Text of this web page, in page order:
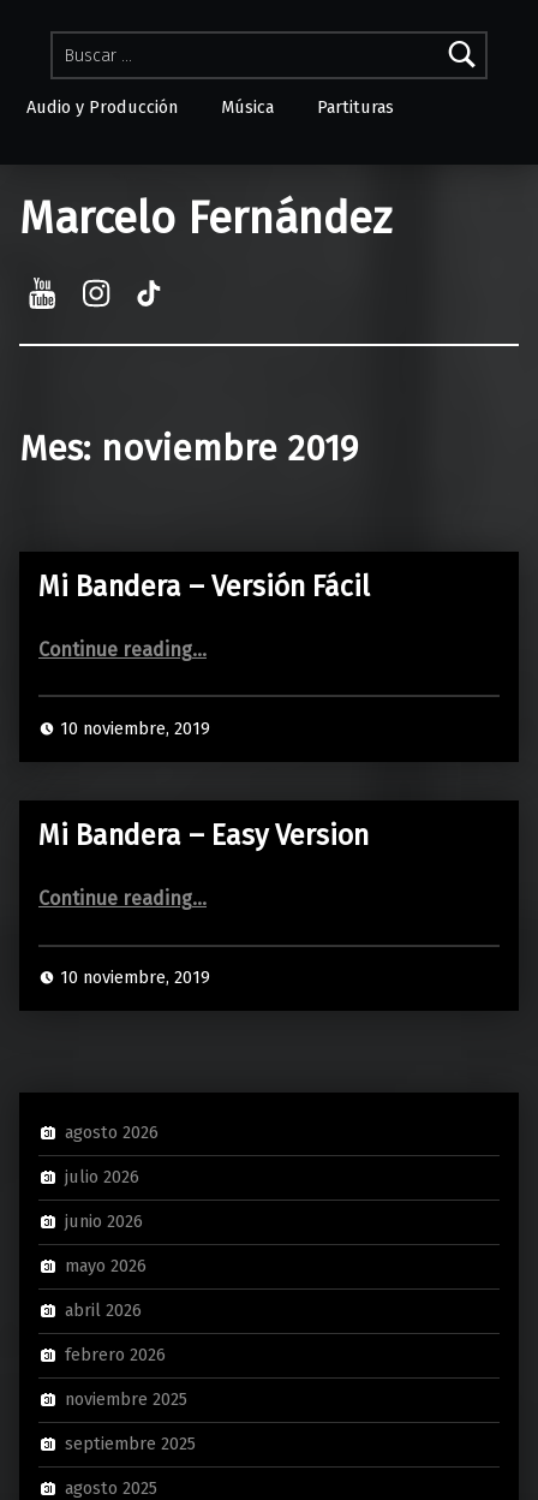
Buscar:
Audio y Producción Música Partituras
Marcelo Fernández
YouTube
Mes: noviembre 2019
Mi Bandera – Versión Fácil
Continue reading“Mi Bandera – Versión Fácil”
…
10 noviembre, 2019
Mi Bandera – Easy Version
Continue reading“Mi Bandera – Easy Version”
…
10 noviembre, 2019
agosto 2026
julio 2026
junio 2026
mayo 2026
abril 2026
febrero 2026
noviembre 2025
septiembre 2025
agosto 2025